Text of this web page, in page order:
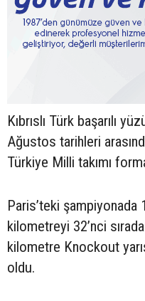
Kıbrıslı Türk başarılı
Ağustos tarihleri
Türkiye Milli takımı
Paris’teki şampiyonada
kilometreyi 32’nci
kilometre Knockout
oldu.